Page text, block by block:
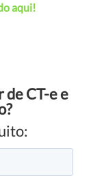
aqui!
de CT-e e